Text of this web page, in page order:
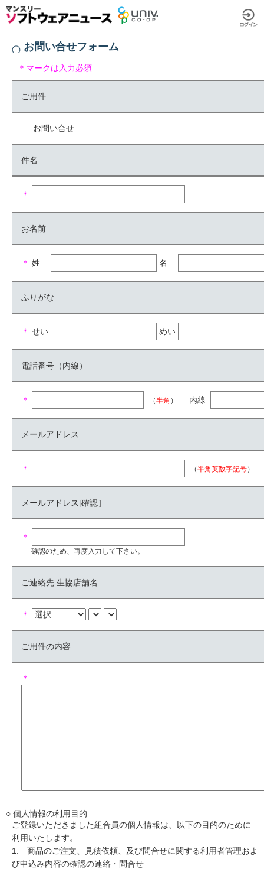
お問い合せフォーム
＊マークは入力必須
ご用件
お問い合せ
件名
＊
お名前
＊ 姓 名
ふりがな
＊ せい めい
電話番号（内線）
＊ （半角 ） 内線
メールアドレス
＊ （半角英数字記号）
メールアドレス[確認］
＊
確認のため、再度入力して下さい。
ご連絡先 生協店舗名
＊
ご用件の内容
＊
○ 個人情報の利用目的
ご登録いただきました組合員の個人情報は、以下の目的のために
利用いたします。
1. 商品のご注文、見積依頼、及び問合せに関する利用者管理およ
び申込み内容の確認の連絡・問合せ